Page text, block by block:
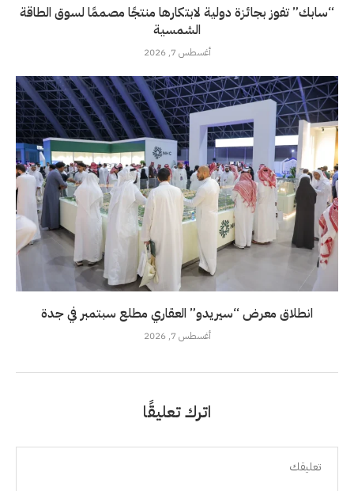
“سابك” تفوز بجائزة دولية لابتكارها منتجًا مصممًا لسوق الطاقة
الشمسية
أغسطس 7, 2026
انطلاق معرض “سيريدو” العقاري مطلع سبتمبر في جدة
أغسطس 7, 2026
اترك تعليقًا